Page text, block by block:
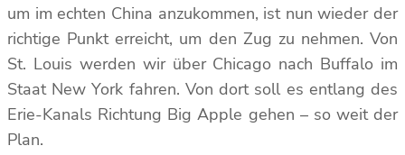
um im echten China anzukommen, ist nun wieder der
richtige Punkt erreicht, um den Zug zu nehmen. Von
St. Louis werden wir über Chicago nach Buffalo im
Staat New York fahren. Von dort soll es entlang des
Erie-Kanals Richtung Big Apple gehen – so weit der
Plan.